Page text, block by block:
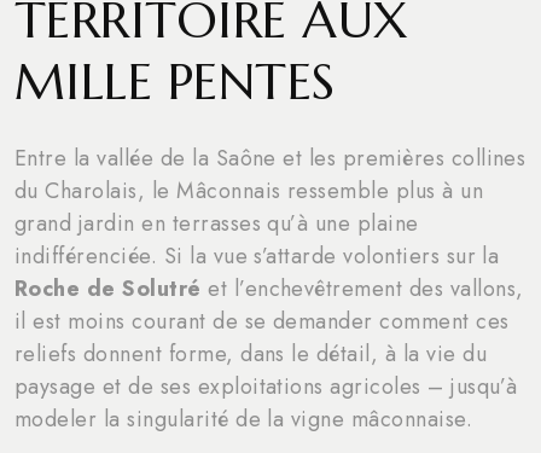
TERRITOIRE AUX
MILLE PENTES
Entre la vallée de la Saône et les premières collines
du Charolais, le Mâconnais ressemble plus à un
grand jardin en terrasses qu’à une plaine
indifférenciée. Si la vue s’attarde volontiers sur la
Roche de Solutré et l’enchevêtrement des vallons,
il est moins courant de se demander comment ces
reliefs donnent forme, dans le détail, à la vie du
paysage et de ses exploitations agricoles – jusqu’à
modeler la singularité de la vigne mâconnaise.